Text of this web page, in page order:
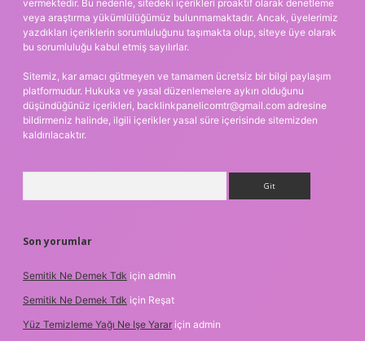
vermektedir. Bu nedenle, sitedeki içerikleri proaktif olarak denetleme
veya araştırma yükümlülüğümüz bulunmamaktadır. Ancak, üyelerimiz
yazdıkları içeriklerin sorumluluğunu taşımakta olup, siteye üye olarak
bu sorumluluğu kabul etmiş sayılırlar.
Sitemiz, kar amacı gütmeyen ve tamamen ücretsiz bir bilgi paylaşım
platformudur. Hukuka ve yasal düzenlemelere aykırı olduğunu
düşündüğünüz içerikleri, backlinkpanelicomtr@gmail.com adresine
bildirmeniz halinde, ilgili içerikler yasal süre içerisinde sitemizden
kaldırılacaktır.
Son yorumlar
Semitik Ne Demek Tdk için admin
Semitik Ne Demek Tdk için Reşat
Yüz Temizleme Yağı Ne Işe Yarar için admin